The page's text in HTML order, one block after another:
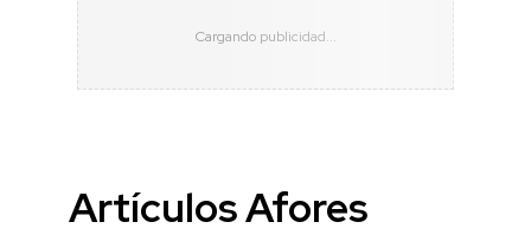
Artículos Afores